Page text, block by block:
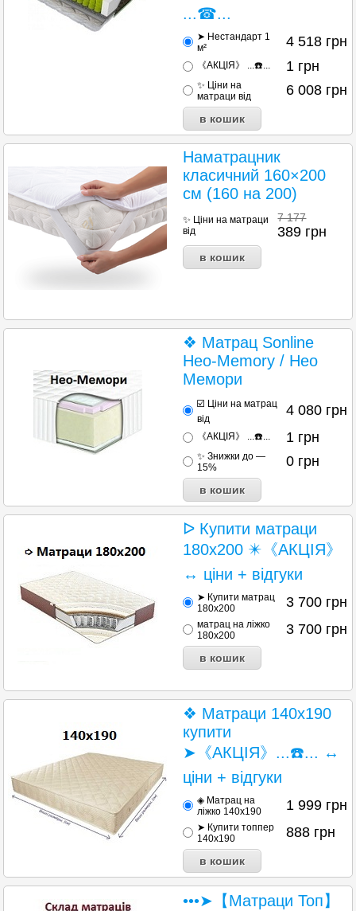
...☎...
➤ Нестандарт 1
м²
4 518 грн
《АКЦІЯ》 ...☎️... 1 грн
✨ Ціни на
матраци від
6 008 грн
Наматрацник
класичний 160×200
см (160 на 200)
✨ Ціни на матраци
від
7 177
389 грн
❖ Матрац Sonline
Heo-Memory / Нео
Мемори
☑️ Ціни на матрац
від
4 080 грн
《АКЦІЯ》 ...☎️... 1 грн
✨ Знижки до —
15%
0 грн
ᐅ Купити матраци
180х200 ✴️《АКЦІЯ》
↔ ціни + відгуки
➤ Купити матрац
180х200
3 700 грн
матрац на ліжко
180х200
3 700 грн
❖ Матраци 140х190
купити
➤《АКЦІЯ》...☎️... ↔
ціни + відгуки
◈ Матрац на
ліжко 140x190
1 999 грн
➤ Купити топпер
140x190
888 грн
•••➤【Матраци Топ】